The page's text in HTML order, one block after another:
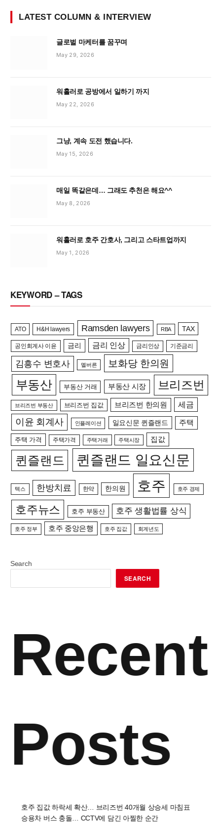
LATEST COLUMN & INTERVIEW
글로벌 마케터를 꿈꾸며
May 29, 2026
워홀러로 공방에서 일하기 까지
May 22, 2026
그냥, 계속 도전 했습니다.
May 15, 2026
매일 똑같은데… 그래도 추천은 해요^^
May 8, 2026
워홀러로 호주 간호사, 그리고 스타트업까지
May 1, 2026
KEYWORD – TAGS
ATO H&H lawyers Ramsden lawyers RBA TAX
공인회계사 이윤 금리 금리 인상 금리인상 기준금리
김흥수 변호사 멜버른 보화당 한의원
부동산 부동산 거래 부동산 시장 브리즈번
브리즈번 부동산 브리즈번 집값 브리즈번 한의원 세금
이윤 회계사 인플레이션 일요신문 퀸즐랜드 주택
주택 가격 주택가격 주택거래 주택시장 집값
퀸즐랜드 퀸즐랜드 일요신문
텍스 한방치료 한약 한의원 호주 호주 경제
호주뉴스 호주 부동산 호주 생활법률 상식
호주 정부 호주 중앙은행 호주 집값 회계년도
Search
SEARCH
Recent
Posts
호주 집값 하락세 확산… 브리즈번 40개월 상승세 마침표
승용차 버스 충돌… CCTV에 담긴 아찔한 순간